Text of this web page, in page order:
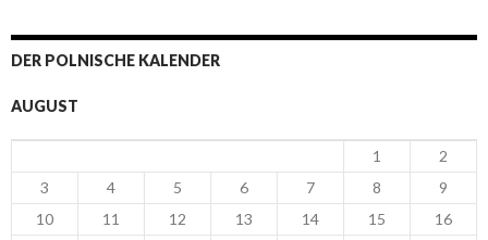
DER POLNISCHE KALENDER
AUGUST
1
2
3
4 5 6 7 8
9
10
11 12 13 14 15 16